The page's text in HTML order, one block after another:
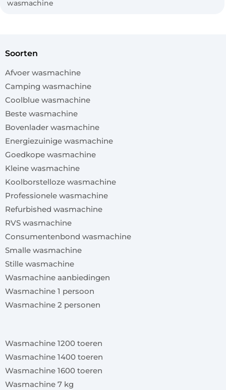
wasmachine
soorten
Afvoer wasmachine
Camping wasmachine
Coolblue wasmachine
Beste wasmachine
Bovenlader wasmachine
Energiezuinige wasmachine
Goedkope wasmachine
Kleine wasmachine
Koolborstelloze wasmachine
Professionele wasmachine
Refurbished wasmachine
RVS wasmachine
Consumentenbond wasmachine
Smalle wasmachine
Stille wasmachine
Wasmachine aanbiedingen
Wasmachine 1 persoon
Wasmachine 2 personen
Wasmachine 1200 toeren
Wasmachine 1400 toeren
Wasmachine 1600 toeren
Wasmachine 7 kg